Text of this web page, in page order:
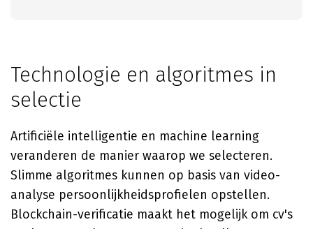
Technologie en algoritmes in
selectie
Artificiële intelligentie en machine learning
veranderen de manier waarop we selecteren.
Slimme algoritmes kunnen op basis van video-
analyse persoonlijkheidsprofielen opstellen.
Blockchain-verificatie maakt het mogelijk om cv's